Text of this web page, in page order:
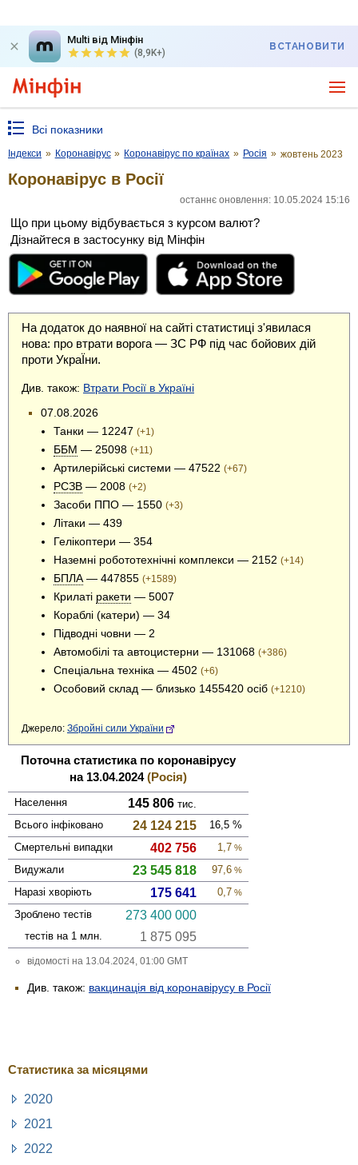
Multi від Мінфін
(8,9K+)
ВСТАНОВИТИ
Всі показники
Індекси » Коронавірус » Коронавірус по країнах » Росія » жовтень 2023
Коронавірус в Росії
останнє оновлення: 10.05.2024 15:16
Що при цьому відбувається з курсом валют?
Дізнайтеся в застосунку від Мінфін
На додаток до наявної на сайті статистиці з'явилася
нова: про втрати ворога — ЗС РФ під час бойових дій
проти УкраЇни.
Див. також: Втрати Росії в Україні
07.08.2026
Танки — 12247 (+1)
ББМ — 25098 (+11)
Артилерійські системи — 47522 (+67)
РСЗВ — 2008 (+2)
Засоби ППО — 1550 (+3)
Літаки — 439
Гелікоптери — 354
Наземні робототехнічні комплекси — 2152 (+14)
БПЛА — 447855 (+1589)
Крилаті ракети — 5007
Кораблі (катери) — 34
Підводні човни — 2
Автомобілі та автоцистерни — 131068 (+386)
Спеціальна техніка — 4502 (+6)
Особовий склад — близько 1455420 осіб (+1210)
Джерело: Збройні сили України
Поточна статистика по коронавірусу
на 13.04.2024(Росія)
Населення 145 806 тис.
Всього інфі­ковано
24 124 215 16,5 %
Смер­тельні випадки
402 756 1,7 %
Виду­жали 23 545 818 97,6 %
Наразі хворіють 175 641 0,7 %
Зроблено тестів 273 400 000
тестів на 1 млн. 1 875 095
відомості на 13.04.2024, 01:00 GMT
Див. також: вакцинація від коронавірусу в Росії
Статистика за місяцями
2020
2021
2022